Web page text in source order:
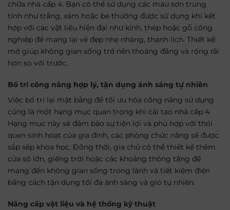
chữa nhà cấp 4. Bạn có thể sử dụng các màu sơn trung
tính như trắng, xám hoặc be thường được sử dụng khi kết
hợp với các vật liệu hiện đại như kính, thép hoặc gỗ công
nghiệp để mang lại vẻ đẹp nhẹ nhàng, thanh lịch. Thiết kế
mở giúp không gian sống trở nên thoáng đãng và rộng rãi
hơn so với trước.
Bố trí công năng hợp lý, tận dụng ánh sáng tự nhiên
Việc bố trí lại mặt bằng để tối ưu hóa công năng sử dụng
cũng là một hạng mục quan trọng khi cải tạo nhà cấp 4.
Hạng mục này sẽ đảm bảo sự tiện lợi và phù hợp với thói
quen sinh hoạt của gia đình, các phòng chức năng sẽ được
sắp xếp khoa học. Đồng thời, gia chủ có thể thiết kế thêm
cửa sổ lớn, giếng trời hoặc các khoảng thông tầng để
mang đến không gian sống trong lành và tiết kiệm điện
bằng cách tận dụng tối đa ánh sáng và gió tự nhiên.
Nâng cấp vật liệu và hệ thống kỹ thuật